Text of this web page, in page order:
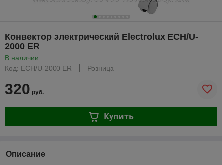
Конвектор электрический Electrolux ECH/U-
2000 ER
В наличии
Код: ECH/U-2000 ER
Розница
320 руб.
Купить
Описание